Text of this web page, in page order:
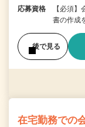
応募資格
【必須
書の作成
後で見る
在宅勤務での